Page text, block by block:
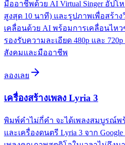
มืออาชีพด้วย AI Virtual Singer อัป
สูงสุด 10 นาที) และรูปภาพเพื่อสร้า
เคลื่อนด้วย AI พร้อมการเคลื่อนไห
รองรับความละเอียด 480p และ
สังคมและมืออาชีพ
ลองเลย
เครื่องสร้างเพลง Lyria 3
พิมพ์คำไม่กี่คำ จะได้เพลงสมบูรณ์พร้
และเครื่องดนตรี Lyria 3 จาก